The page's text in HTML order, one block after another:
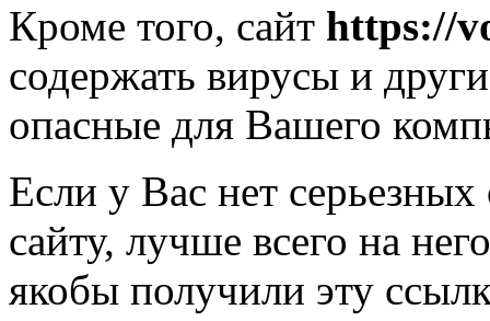
Кроме того, сайт https://
содержать вирусы и
опасные для Вашего
Если у Вас нет
сайту, лучше всего на
якобы получили эту